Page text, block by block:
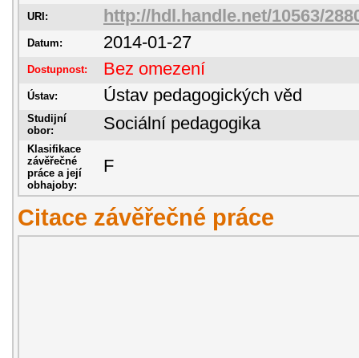
URI: http://hdl.handle.net/10563/
Datum: 2014-01-27
Dostupnost: Bez omezení
Ústav: Ústav pedagogických věd
Studijní
obor:
Sociální pedagogika
Klasifikace
závěřečné
práce a její
obhajoby:
F
Citace závěřečné práce